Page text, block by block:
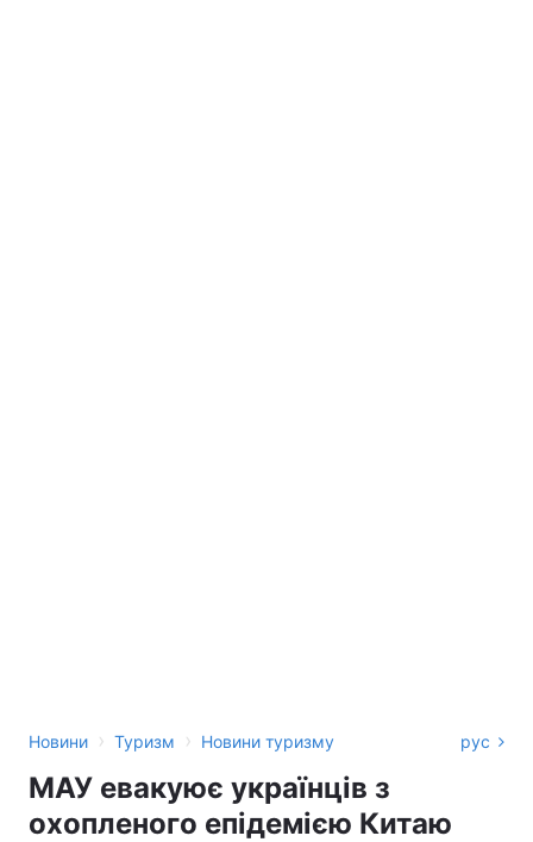
Новини › Туризм › Новини туризму рус
МАУ евакуює українців з
охопленого епідемією Китаю